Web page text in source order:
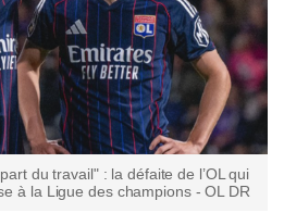
du travail" : la défaite de l’OL qui
à la Ligue des champions - OL DR